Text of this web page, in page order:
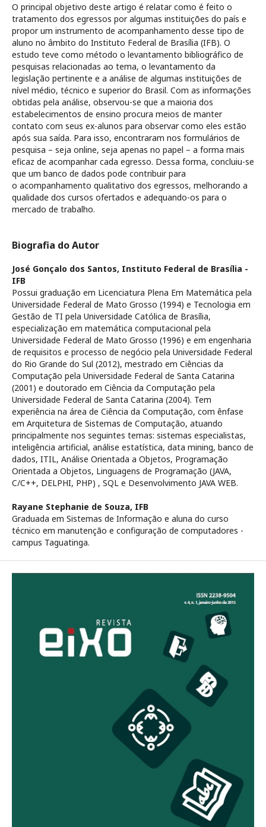
O principal objetivo deste artigo é relatar como é feito o
tratamento dos egressos por algumas instituições do país e
propor um instrumento de acompanhamento desse tipo de
aluno no âmbito do Instituto Federal de Brasília (IFB). O
estudo teve como método o levantamento bibliográfico de
pesquisas relacionadas ao tema, o levantamento da
legislação pertinente e a análise de algumas instituições de
nível médio, técnico e superior do Brasil. Com as informações
obtidas pela análise, observou-se que a maioria dos
estabelecimentos de ensino procura meios de manter
contato com seus ex-alunos para observar como eles estão
após sua saída. Para isso, encontraram nos formulários de
pesquisa – seja online, seja apenas no papel – a forma mais
eficaz de acompanhar cada egresso. Dessa forma, concluiu-se
que um banco de dados pode contribuir para
o acompanhamento qualitativo dos egressos, melhorando a
qualidade dos cursos ofertados e adequando-os para o
mercado de trabalho.
Biografia do Autor
José Gonçalo dos Santos, Instituto Federal de Brasília -
IFB
Possui graduação em Licenciatura Plena Em Matemática pela
Universidade Federal de Mato Grosso (1994) e Tecnologia em
Gestão de TI pela Universidade Católica de Brasília,
especialização em matemática computacional pela
Universidade Federal de Mato Grosso (1996) e em engenharia
de requisitos e processo de negócio pela Universidade Federal
do Rio Grande do Sul (2012), mestrado em Ciências da
Computação pela Universidade Federal de Santa Catarina
(2001) e doutorado em Ciência da Computação pela
Universidade Federal de Santa Catarina (2004). Tem
experiência na área de Ciência da Computação, com ênfase
em Arquitetura de Sistemas de Computação, atuando
principalmente nos seguintes temas: sistemas especialistas,
inteligência artificial, análise estatística, data mining, banco de
dados, ITIL, Análise Orientada a Objetos, Programação
Orientada a Objetos, Linguagens de Programação (JAVA,
C/C++, DELPHI, PHP) , SQL e Desenvolvimento JAVA WEB.
Rayane Stephanie de Souza, IFB
Graduada em Sistemas de Informação e aluna do curso
técnico em manutenção e configuração de computadores -
campus Taguatinga.